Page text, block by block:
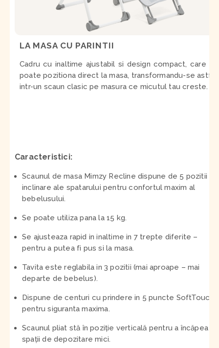
LA MASA CU PARINTII
Cadru cu inaltime ajustabil si design compact, care se
poate pozitiona direct la masa, transformandu-se astfel
intr-un scaun clasic pe masura ce micutul tau creste.
Caracteristici:
Scaunul de masa Mimzy Recline dispune de 5 pozitii de
inclinare ale spatarului pentru confortul maxim al
bebelusului.
Se poate utiliza pana la 15 kg.
Se ajusteaza rapid in inaltime in 7 trepte diferite –
pentru a putea fi pus si la masa.
Tavita este reglabila in 3 pozitii (mai aproape – mai
departe de bebelus).
Dispune de centuri cu prindere in 5 puncte SoftTouch,
pentru siguranta maxima.
Scaunul pliat stă în poziție verticală pentru a încăpea în
spații de depozitare mici.